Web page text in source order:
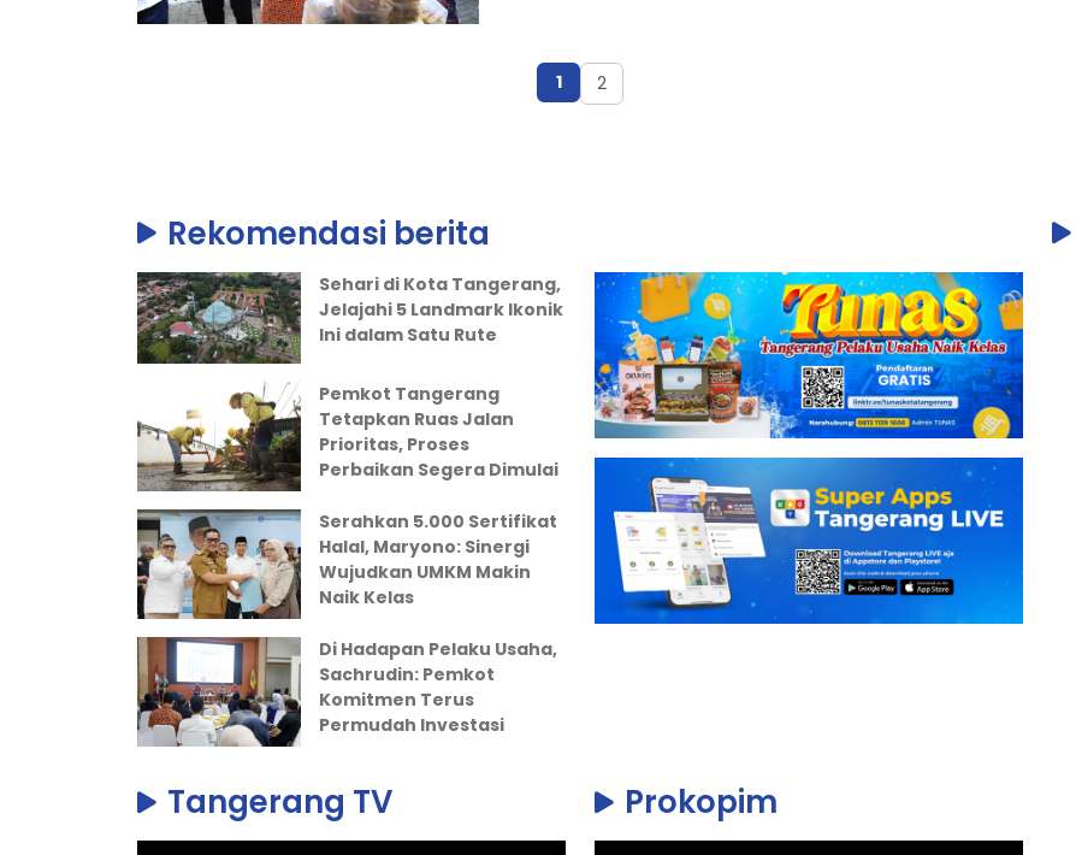
1 2
Rekomendasi berita
Sehari di Kota Tangerang,
Jelajahi 5 Landmark Ikonik
Ini dalam Satu Rute
Pemkot Tangerang
Tetapkan Ruas Jalan
Prioritas, Proses
Perbaikan Segera Dimulai
Serahkan 5.000 Sertifikat
Halal, Maryono: Sinergi
Wujudkan UMKM Makin
Naik Kelas
Di Hadapan Pelaku Usaha,
Sachrudin: Pemkot
Komitmen Terus
Permudah Investasi
Tangerang TV Prokopim